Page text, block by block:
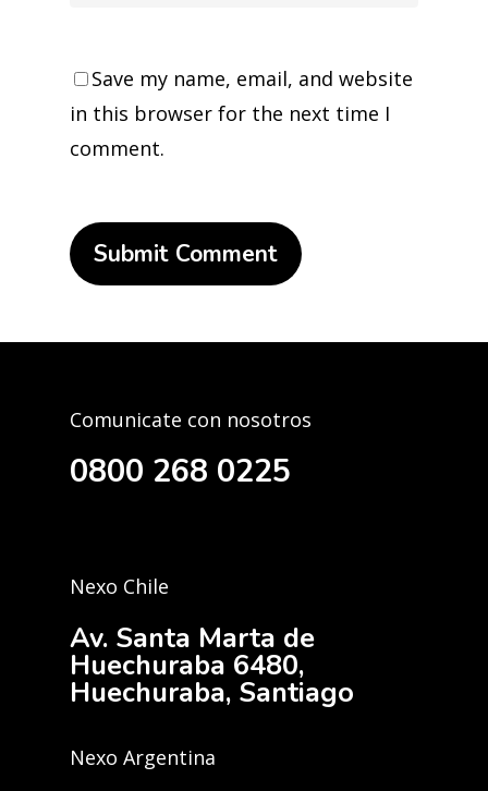
Save my name, email, and website
in this browser for the next time I
comment.
Comunicate con nosotros
0800 268 0225
Nexo Chile
Av. Santa Marta de
Huechuraba 6480,
Huechuraba, Santiago
Nexo Argentina